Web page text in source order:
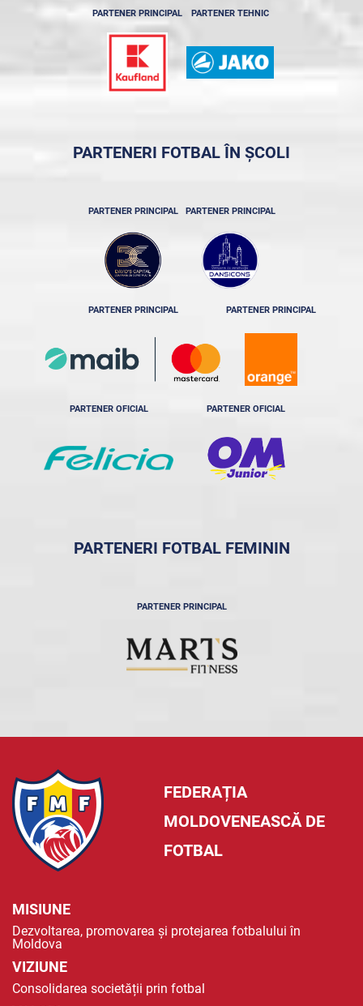
PARTENER PRINCIPAL PARTENER TEHNIC
PARTENERI FOTBAL ÎN ȘCOLI
PARTENER PRINCIPAL PARTENER PRINCIPAL
PARTENER PRINCIPAL PARTENER PRINCIPAL
PARTENER OFICIAL PARTENER OFICIAL
PARTENERI FOTBAL FEMININ
PARTENER PRINCIPAL
FEDERAȚIA
MOLDOVENEASCĂ DE
FOTBAL
MISIUNE
Dezvoltarea, promovarea și protejarea fotbalului în
Moldova
VIZIUNE
Consolidarea societății prin fotbal